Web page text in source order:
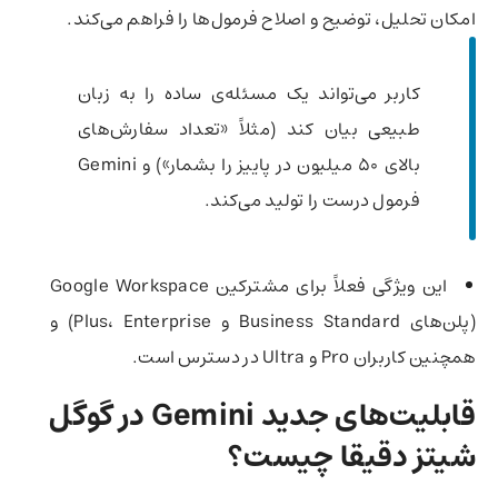
امکان تحلیل، توضیح و اصلاح فرمول‌ها را فراهم می‌کند.
کاربر می‌تواند یک مسئله‌ی ساده را به زبان
طبیعی بیان کند (مثلاً «تعداد سفارش‌های
بالای ۵۰ میلیون در پاییز را بشمار») و Gemini
فرمول درست را تولید می‌کند.
این ویژگی فعلاً برای مشترکین Google Workspace
(پلن‌های Business Standard و Plus، Enterprise) و
همچنین کاربران Pro و Ultra در دسترس است.
قابلیت‌های جدید Gemini در گوگل
شیتز دقیقا چیست؟